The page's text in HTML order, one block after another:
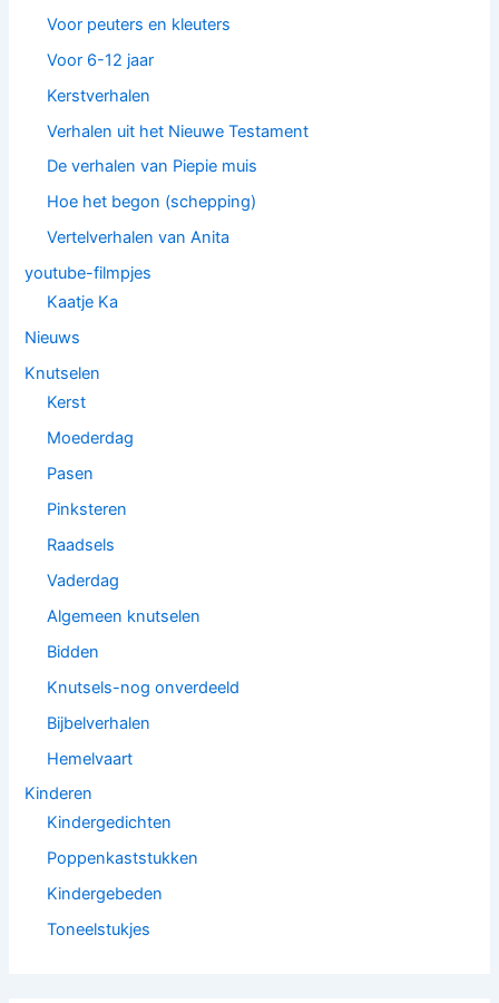
Voor peuters en kleuters
Voor 6-12 jaar
Kerstverhalen
Verhalen uit het Nieuwe Testament
De verhalen van Piepie muis
Hoe het begon (schepping)
Vertelverhalen van Anita
youtube-filmpjes
Kaatje Ka
Nieuws
Knutselen
Kerst
Moederdag
Pasen
Pinksteren
Raadsels
Vaderdag
Algemeen knutselen
Bidden
Knutsels-nog onverdeeld
Bijbelverhalen
Hemelvaart
Kinderen
Kindergedichten
Poppenkaststukken
Kindergebeden
Toneelstukjes